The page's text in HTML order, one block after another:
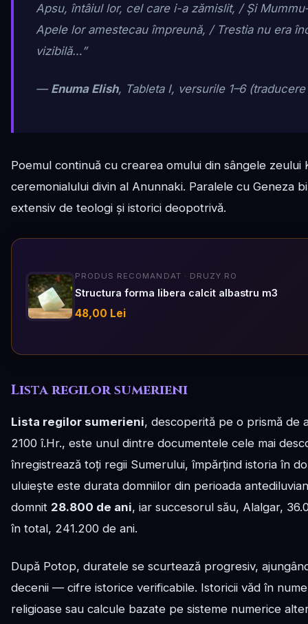
Apsu, întâiul lor, cel care i-a zămislit, / Și
Apele lor amestecau împreună, / Trestia nu era
vizibilă…”
— Enuma Elish, Tableta I, versurile 1–6
Poemul continuă cu crearea omului din sângele
ceremonialului divin al Anunnaki. Paralele cu Geneza
extensiv de teologi și istorici deopotrivă.
PRODUS RECOMANDAT · DRUZY.RO
Structura forma libera calcit albastru m3
48,00 Lei
Lista regilor sumerieni
Lista regilor sumerieni, descoperită pe o prismă de
2100 î.Hr., este unul dintre documentele cele mai
înregistrează toți regii Sumerului, împărțind istoria în
uluiește este durata domniilor din perioada
domnit 28.800 de ani, iar succesorul său, Alalgar,
în total, 241.200 de ani.
După Potop, duratele se scurtează progresiv,
decenii — cifre istorice verificabile. Istoricii văd în
religioase sau calcule bazate pe sisteme numerice